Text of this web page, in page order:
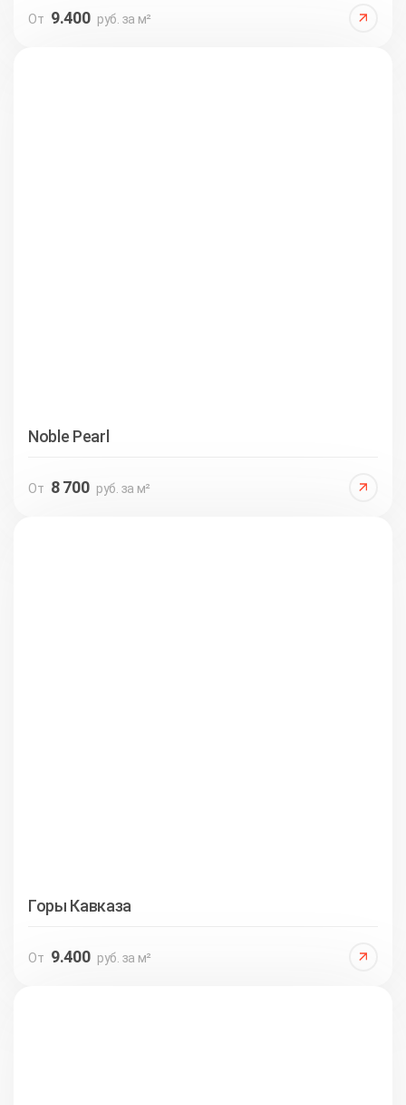
От 9.400 руб. за м²
Noble Pearl
От 8 700 руб. за м²
Горы Кавказа
От 9.400 руб. за м²